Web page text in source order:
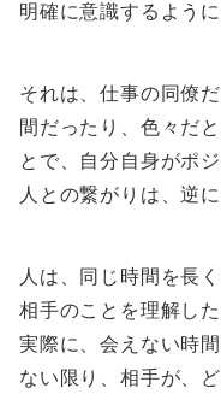
明確に意識するよう
それは、仕事の同僚
間だったり、色々だ
とで、自分自身がポ
人との繋がりは、逆
人は、同じ時間を長
相手のことを理解し
実際に、会えない時
ない限り、相手が、